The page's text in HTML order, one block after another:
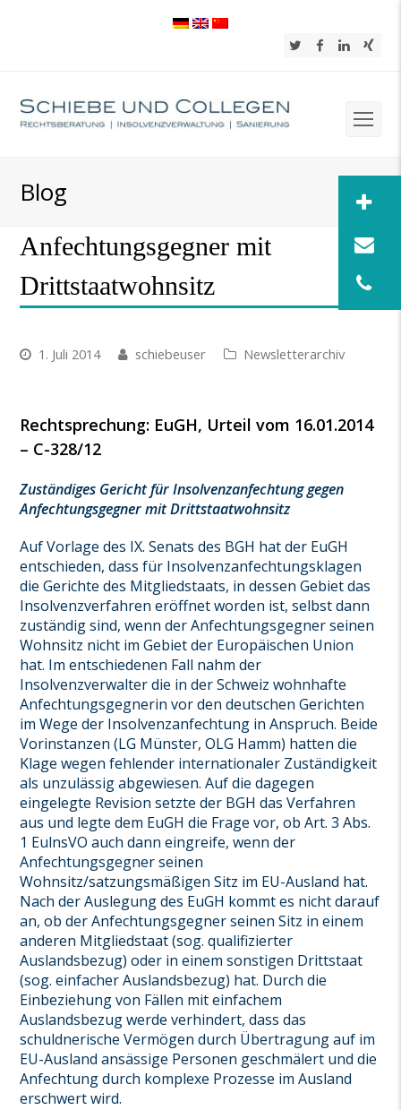
Twitter
Facebook
LinkedIn
Xing
Blog
Anfechtungsgegner mit
Drittstaatwohnsitz
1. Juli 2014 schiebeuser Newsletterarchiv
Rechtsprechung: EuGH, Urteil vom 16.01.2014
– C-328/12
Zuständiges Gericht für Insolvenzanfechtung gegen
Anfechtungsgegner mit Drittstaatwohnsitz
Auf Vorlage des IX. Senats des BGH hat der EuGH
entschieden, dass für Insolvenzanfechtungsklagen
die Gerichte des Mitgliedstaats, in dessen Gebiet das
Insolvenzverfahren eröffnet worden ist, selbst dann
zuständig sind, wenn der Anfechtungsgegner seinen
Wohnsitz nicht im Gebiet der Europäischen Union
hat. Im entschiedenen Fall nahm der
Insolvenzverwalter die in der Schweiz wohnhafte
Anfechtungsgegnerin vor den deutschen Gerichten
im Wege der Insolvenzanfechtung in Anspruch. Beide
Vorinstanzen (LG Münster, OLG Hamm) hatten die
Klage wegen fehlender internationaler Zuständigkeit
als unzulässig abgewiesen. Auf die dagegen
eingelegte Revision setzte der BGH das Verfahren
aus und legte dem EuGH die Frage vor, ob Art. 3 Abs.
1 EulnsVO auch dann eingreife, wenn der
Anfechtungsgegner seinen
Wohnsitz/satzungsmäßigen Sitz im EU-Ausland hat.
Nach der Auslegung des EuGH kommt es nicht darauf
an, ob der Anfechtungsgegner seinen Sitz in einem
anderen Mitgliedstaat (sog. qualifizierter
Auslandsbezug) oder in einem sonstigen Drittstaat
(sog. einfacher Auslandsbezug) hat. Durch die
Einbeziehung von Fällen mit einfachem
Auslandsbezug werde verhindert, dass das
schuldnerische Vermögen durch Übertragung auf im
EU-Ausland ansässige Personen geschmälert und die
Anfechtung durch komplexe Prozesse im Ausland
erschwert wird.